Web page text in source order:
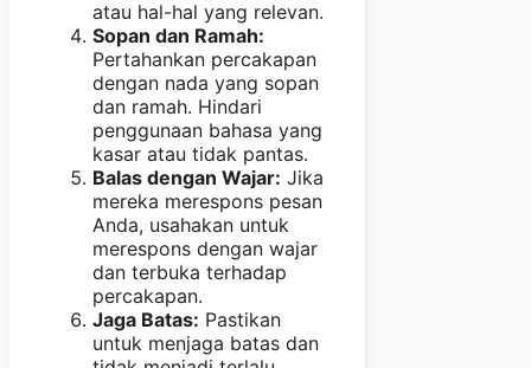
atau hal-hal yang relevan.
Sopan dan Ramah:
Pertahankan percakapan
dengan nada yang sopan
dan ramah. Hindari
penggunaan bahasa yang
kasar atau tidak pantas.
Balas dengan Wajar: Jika
mereka merespons pesan
Anda, usahakan untuk
merespons dengan wajar
dan terbuka terhadap
percakapan.
Jaga Batas: Pastikan
untuk menjaga batas dan